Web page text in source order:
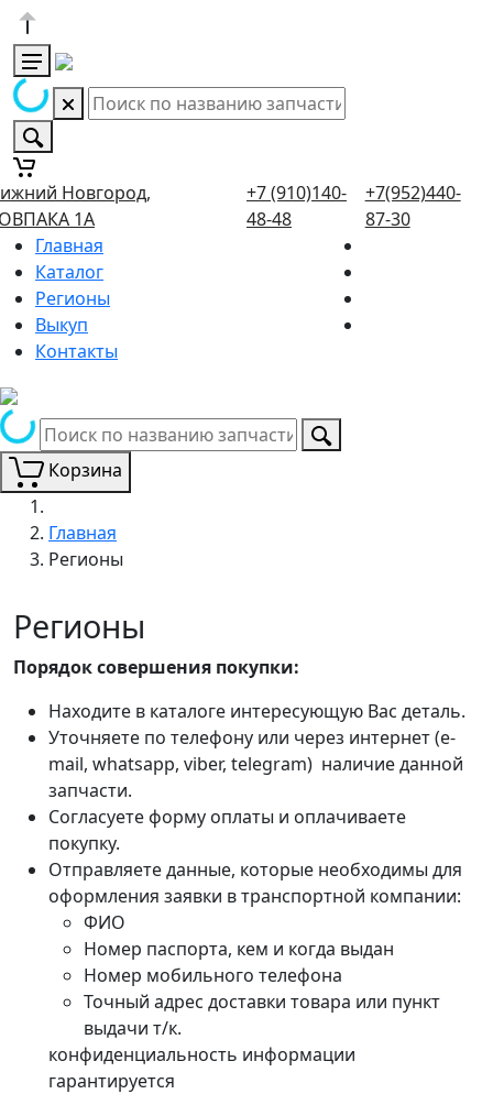
Новгород,
1А
+7 (910)140-
48-48
+7(952)440-
87-30
Главная
Каталог
Регионы
Выкуп
Контакты
Корзина
Главная
Регионы
Регионы
Порядок совершения покупки:
Находите в каталоге интересующую Вас деталь.
Уточняете по телефону или через интернет (e-
mail, whatsapp, viber, telegram) наличие данной
запчасти.
Согласуете форму оплаты и оплачиваете
покупку.
Отправляете данные, которые необходимы для
оформления заявки в транспортной компании:
ФИО
Номер паспорта, кем и когда выдан
Номер мобильного телефона
Точный адрес доставки товара или пункт
выдачи т/к.
конфиденциальность информации
гарантируется